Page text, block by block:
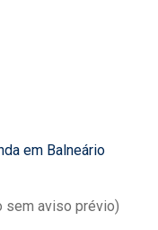
em Balneário
sem aviso prévio)